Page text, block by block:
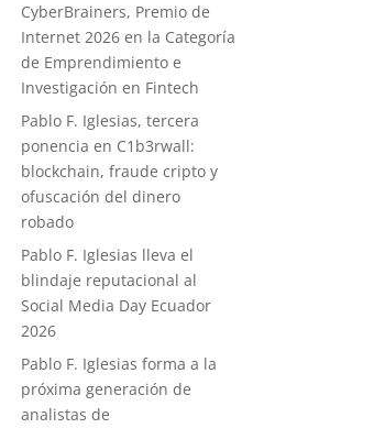
CyberBrainers, Premio de
Internet 2026 en la Categoría
de Emprendimiento e
Investigación en Fintech
Pablo F. Iglesias, tercera
ponencia en C1b3rwall:
blockchain, fraude cripto y
ofuscación del dinero
robado
Pablo F. Iglesias lleva el
blindaje reputacional al
Social Media Day Ecuador
2026
Pablo F. Iglesias forma a la
próxima generación de
analistas de